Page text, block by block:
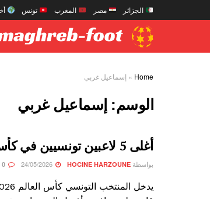
الجزائر مصر المغرب تونس
Home
» إسماعيل غربي
الوسم: إسماعيل غربي
أغلى 5 لاعبين تونسيين في كأس العالم 2026
بواسطة HOCINE HARZOUNE